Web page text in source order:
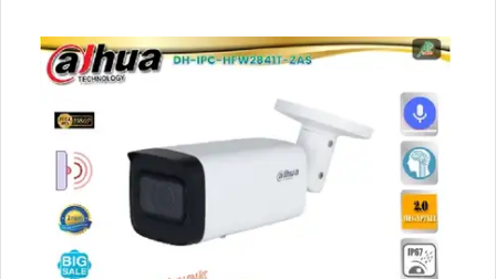
mang lại chất lượng hình ảnh sắc nét. Đặc biệt, camera
này tích hợp công nghệ hình ảnh sắc nét với độ phân giải